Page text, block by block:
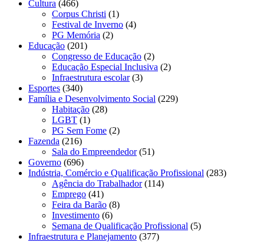
Cultura (466)
Corpus Christi (1)
Festival de Inverno (4)
PG Memória (2)
Educação (201)
Congresso de Educação (2)
Educação Especial Inclusiva (2)
Infraestrutura escolar(3)
Esportes (340)
Família e Desenvolvimento Social (229)
Habitação (28)
LGBT (1)
PG Sem Fome (2)
Fazenda (216)
Sala do Empreendedor(51)
Governo (696)
Indústria, Comércio e Qualificação Profissional (283)
Agência do Trabalhador(114)
Emprego (41)
Feira da Barão (8)
Investimento (6)
Semana de Qualificação Profissional (5)
Infraestrutura e Planejamento (377)